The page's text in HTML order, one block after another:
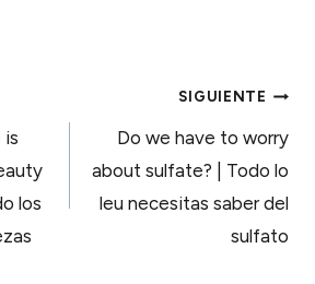
is
los
SIGUIENTE
Do we have to worry
about sulfate? | Todo lo
leu necesitas saber del
sulfato